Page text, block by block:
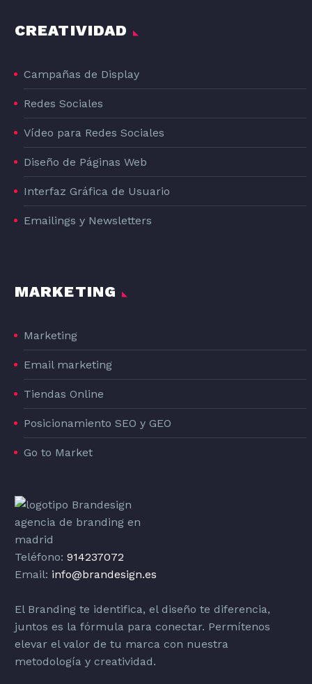
CREATIVIDAD
Campañas de Display
Redes Sociales
Vídeo para Redes Sociales
Diseño de Páginas Web
Interfaz Gráfica de Usuario
Emailings y Newsletters
MARKETING
Marketing
Email marketing
Tiendas Online
Posicionamiento SEO y GEO
Go to Market
Teléfono: 914237072
Email: info@brandesign.es
El Branding te identifica, el diseño te diferencia,
juntos es la fórmula para conectar. Permítenos
elevar el valor de tu marca con nuestra
metodología y creatividad.